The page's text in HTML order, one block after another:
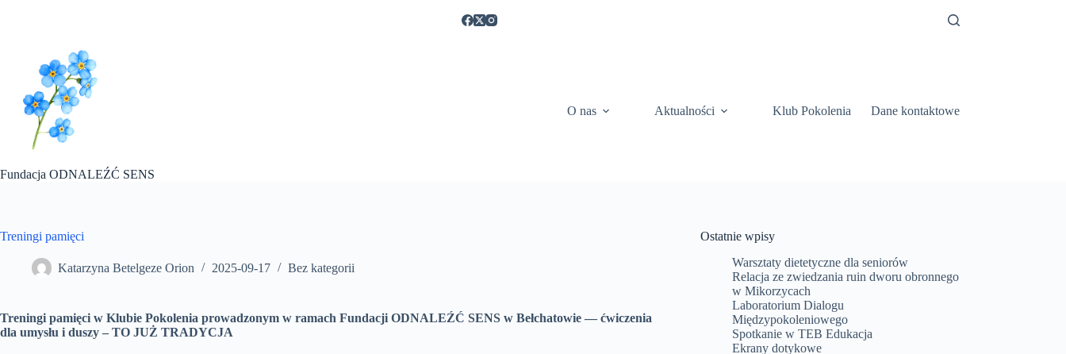
Fundacja ODNALEŹĆ SENS
O nas Aktualności Klub Pokolenia Dane kontaktowe
Treningi pamięci
Katarzyna Betelgeze Orion 2025-09-17 Bez kategorii
Treningi pamięci w Klubie Pokolenia prowadzonym w ramach Fundacji ODNALEŹĆ SENS w Bełchatowie — ćwiczenia
dla umysłu i duszy – TO JUŻ TRADYCJA
Ostatnie wpisy
Warsztaty dietetyczne dla seniorów
Relacja ze zwiedzania ruin dworu obronnego
w Mikorzycach
Laboratorium Dialogu
Międzypokoleniowego
Spotkanie w TEB Edukacja
Ekrany dotykowe